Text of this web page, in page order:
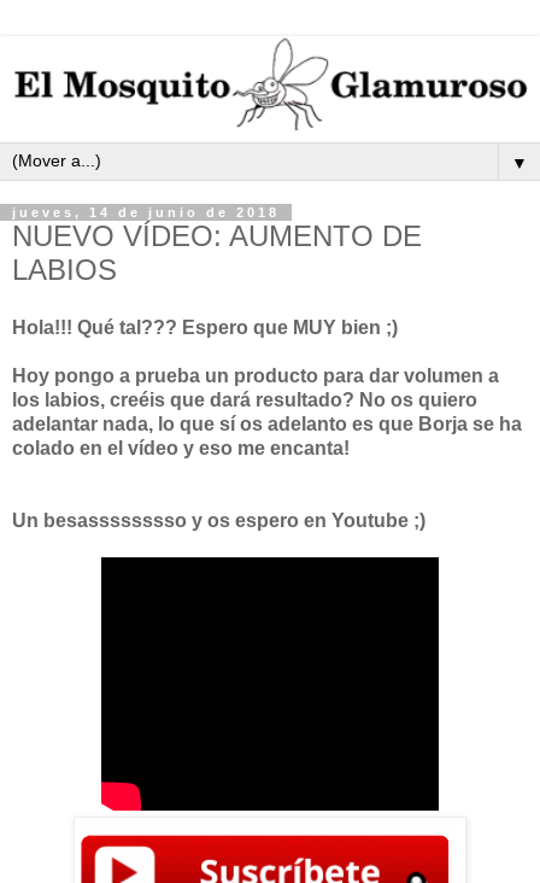
▼
jueves, 14 de junio de 2018
NUEVO VÍDEO: AUMENTO DE
LABIOS
Hola!!! Qué tal??? Espero que MUY bien ;)
Hoy pongo a prueba un producto para dar volumen a
los labios, creéis que dará resultado? No os quiero
adelantar nada, lo que sí os adelanto es que Borja se ha
colado en el vídeo y eso me encanta!
Un besasssssssso y os espero en Youtube ;)